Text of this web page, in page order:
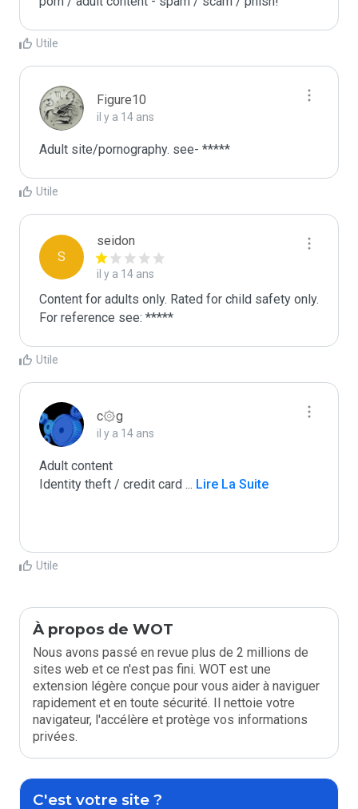
Utile
Figure10
il y a 14 ans
Adult site/pornography. see- *****
Utile
S
seidon
il y a 14 ans
Content for adults only. Rated for child safety only.
For reference see: *****
Utile
c۞g
il y a 14 ans
Adult content
Identity theft / credit card ... Lire La Suite
Utile
À propos de WOT
Nous avons passé en revue plus de 2 millions de
sites web et ce n'est pas fini. WOT est une
extension légère conçue pour vous aider à naviguer
rapidement et en toute sécurité. Il nettoie votre
navigateur, l'accélère et protège vos informations
privées.
C'est votre site ?